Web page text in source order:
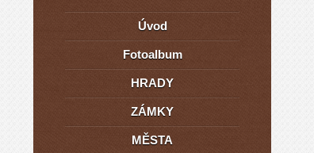
Úvod
Fotoalbum
HRADY
ZÁMKY
MĚSTA